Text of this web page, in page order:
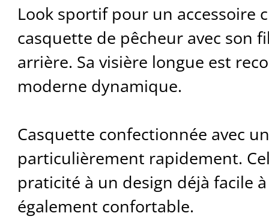
Look sportif pour un accessoire
casquette de pêcheur avec son
arrière. Sa visière longue est
moderne dynamique.
Casquette confectionnée avec
particulièrement rapidement.
praticité à un design déjà facile
également confortable.